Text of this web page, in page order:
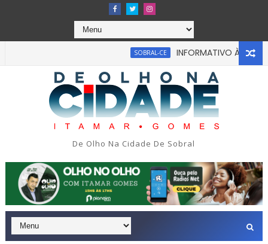
SOBRAL-CE INFORMATIVO À IMPRENSA
De Olho Na Cidade De Sobral